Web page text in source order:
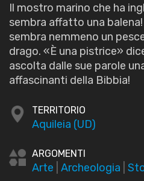
Il mostro marino che ha
sembra affatto una
sembra nemmeno un
drago. «È una pistrice»
ascolta dalle sue parole
affascinanti della Bibbia!
TERRITORIO
Aquileia (UD)
ARGOMENTI
Arte Archeologia